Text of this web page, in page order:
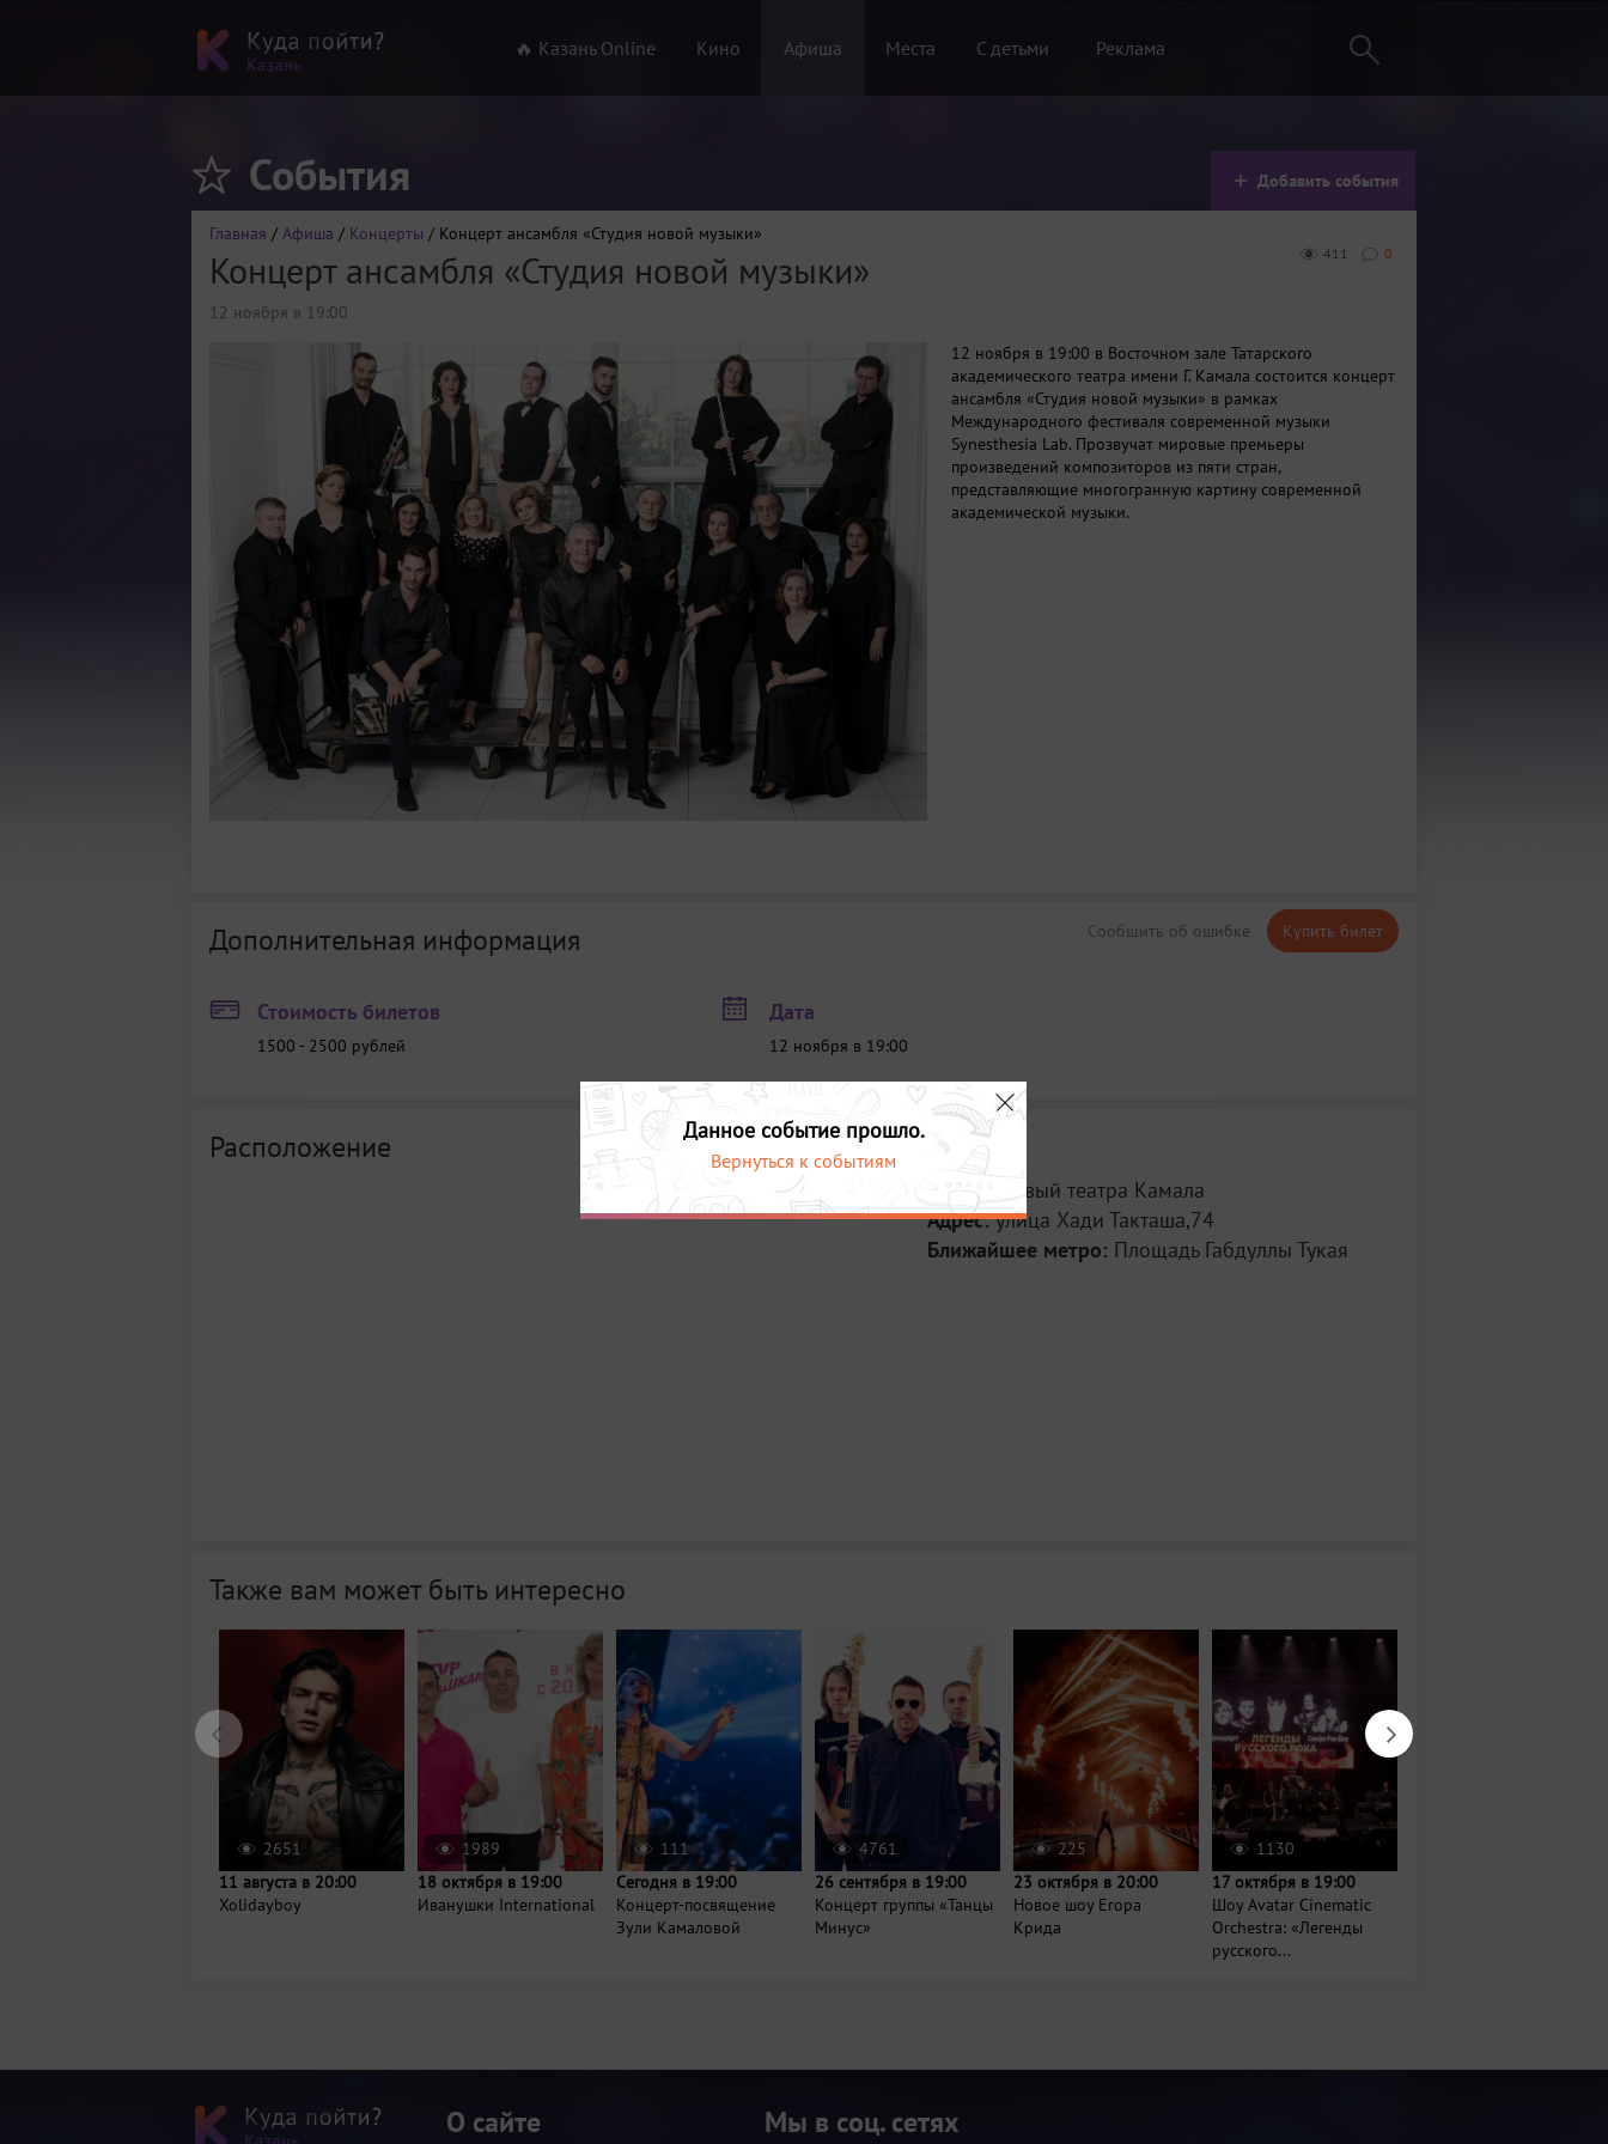
🔥 Казань Online Кино Афиша Места С детьми Реклама
События Добавить события
Главная / Афиша / Концерты / Концерт ансамбля «Студия новой музыки»
0
411
Концерт ансамбля «Студия новой музыки»
12 ноября в 19:00
12 ноября в 19:00 в Восточном зале Татарского
академического театра имени Г. Камала состоится концерт
ансамбля «Студия новой музыки» в рамках
Международного фестиваля современной музыки
Synesthesia Lab. Прозвучат мировые премьеры
произведений композиторов из пяти стран,
представляющие многогранную картину современной
академической музыки.
Сообщить об ошибке Купить билет
Дополнительная информация
Стоимость билетов
1500 - 2500 рублей
Дата
12 ноября в 19:00
Расположение
Место:
Новый театра Камала
Адрес:улица Хади Такташа,74
Ближайшее метро: Площадь Габдуллы Тукая
Также вам может быть интересно
2651
11 августа в 20:00
Xolidayboy
1989
18 октября в 19:00
Иванушки International
111
Сегодня в 19:00
Концерт-посвящение
Зули Камаловой
4761
26 сентября в 19:00
Концерт группы «Танцы
Минус»
225
23 октября в 20:00
Новое шоу Егора
Крида
1130
17 октября в 19:00
Шоу Avatar Cinematic
Orchestra: «Легенды
русского...
Данное событие прошло.
Вернуться к событиям
О сайте Мы в соц. сетях